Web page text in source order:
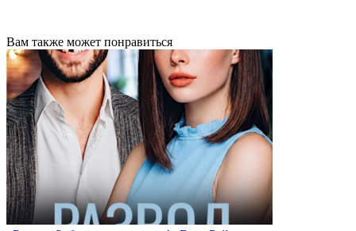
Вам также может понравиться